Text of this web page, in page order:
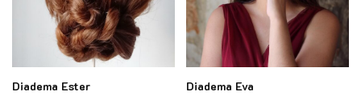
Diadema Ester
Diadema Eva